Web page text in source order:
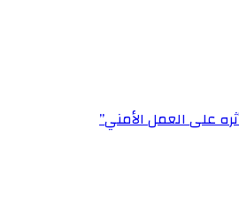
على العمل الأمني”